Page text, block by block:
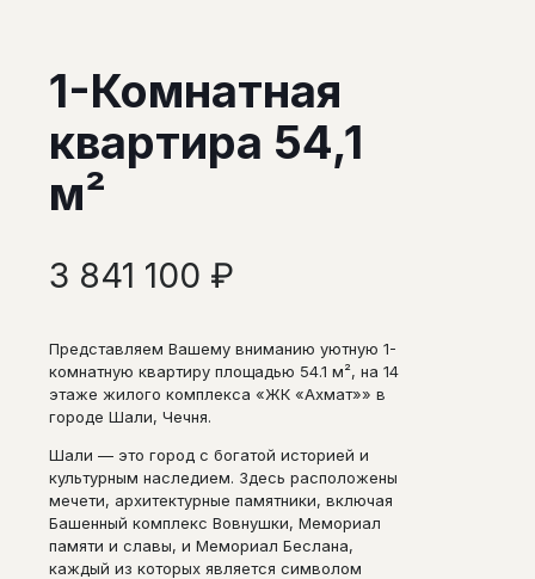
1-Комнатная
квартира 54,1
м²
3 841 100 ₽
Представляем Вашему вниманию уютную 1-
комнатную квартиру площадью 54.1 м², на 14
этаже жилого комплекса «ЖК «Ахмат»» в
городе Шали, Чечня.
Шали — это город с богатой историей и
культурным наследием. Здесь расположены
мечети, архитектурные памятники, включая
Башенный комплекс Вовнушки, Мемориал
памяти и славы, и Мемориал Беслана,
каждый из которых является символом